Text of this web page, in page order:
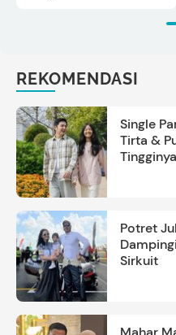
REKOMENDASI
Single
Tirta &
Potret
Sirkuit